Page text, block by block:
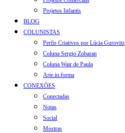
Projetos Infantis
BLOG
COLUNISTAS
Perfis Criativos por Lúcia Gurovitz
Coluna Sergio Zobaran
Coluna Wair de Paula
Arte.in.forma
CONEXÕES
Conectadas
Notas
Social
Mostras